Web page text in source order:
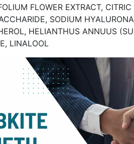
FLOWER EXTRACT,
SODIUM
HELIANTHUS ANNUUS
LINALOOL